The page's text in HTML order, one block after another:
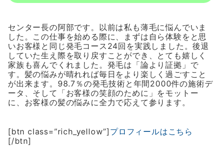
センター長の阿部です。以前は私も薄毛に悩んでいま
した。この仕事を始める際に、まずは自ら体験をと思
いお客様と同じ発毛コース24回を実践しました。後退
していた生え際を取り戻すことができ、とても嬉しく
家族も喜んでくれました。発毛は「論より証拠」で
す。髪の悩みが晴れれば毎日をより楽しく過ごすこと
が出来ます。98.7％の発毛技術と年間2000件の施術デ
ータ、そして「お客様の笑顔のために」をモットー
に、お客様の髪の悩みに全力で応えて参ります。
[btn class=”rich_yellow”] プロフィールはこちら
[/btn]